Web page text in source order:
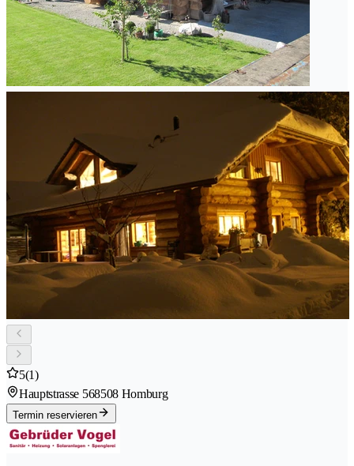
5(1)
Hauptstrasse 568508 Homburg
Termin reservieren